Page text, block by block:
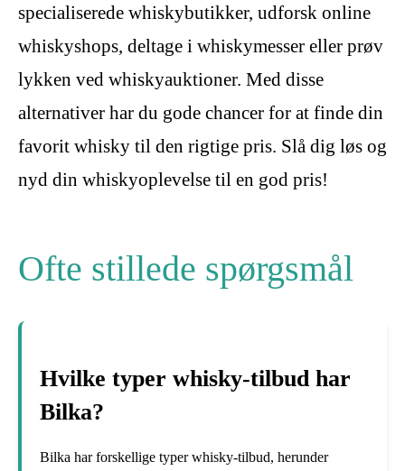
specialiserede whiskybutikker, udforsk online
whiskyshops, deltage i whiskymesser eller prøv
lykken ved whiskyauktioner. Med disse
alternativer har du gode chancer for at finde din
favorit whisky til den rigtige pris. Slå dig løs og
nyd din whiskyoplevelse til en god pris!
Ofte stillede spørgsmål
Hvilke typer whisky-tilbud har
Bilka?
Bilka har forskellige typer whisky-tilbud, herunder